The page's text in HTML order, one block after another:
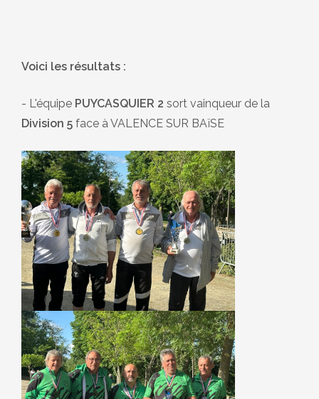
Voici les résultats :
- L'équipe PUYCASQUIER 2 sort vainqueur de la
Division 5 face à VALENCE SUR BAïSE